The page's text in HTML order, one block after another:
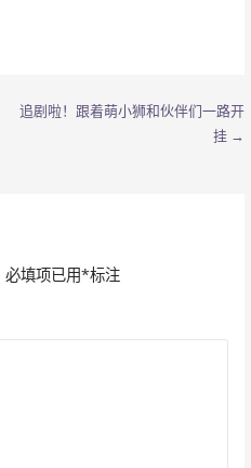
追剧啦！跟着萌小狮和伙伴们一路开
挂 →
必填项已用*标注